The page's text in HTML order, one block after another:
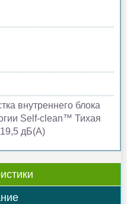
внутреннего блока
Self-clean™ Тихая
дБ(А)